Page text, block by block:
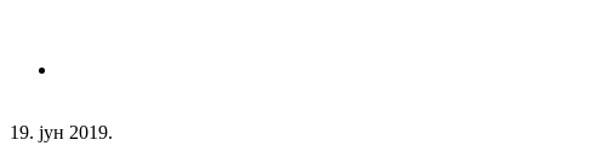
19. јун 2019.